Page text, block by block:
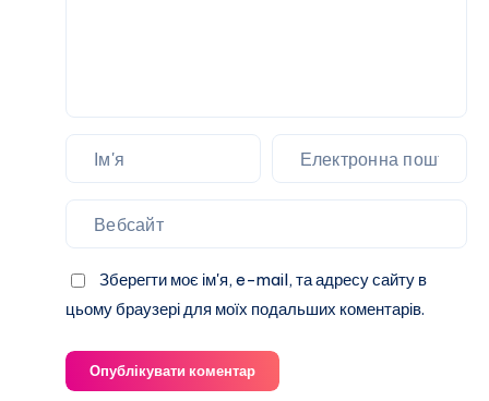
Зберегти моє ім'я, e-mail, та адресу сайту в
цьому браузері для моїх подальших коментарів.
Опублікувати коментар